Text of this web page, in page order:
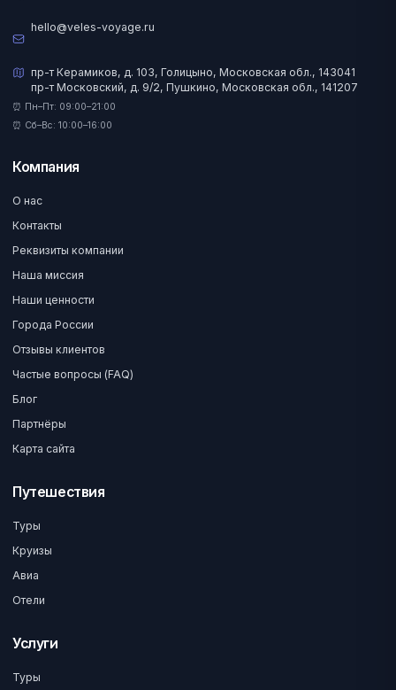
hello@veles-voyage.ru
пр-т Керамиков, д. 103, Голицыно, Московская обл., 143041
пр-т Московский, д. 9/2, Пушкино, Московская обл., 141207
⏰ Пн–Пт: 09:00–21:00
⏰ Сб–Вс: 10:00–16:00
Компания
О нас
Контакты
Реквизиты компании
Наша миссия
Наши ценности
Города России
Отзывы клиентов
Частые вопросы (FAQ)
Блог
Партнёры
Карта сайта
Путешествия
Туры
Круизы
Авиа
Отели
Услуги
Туры